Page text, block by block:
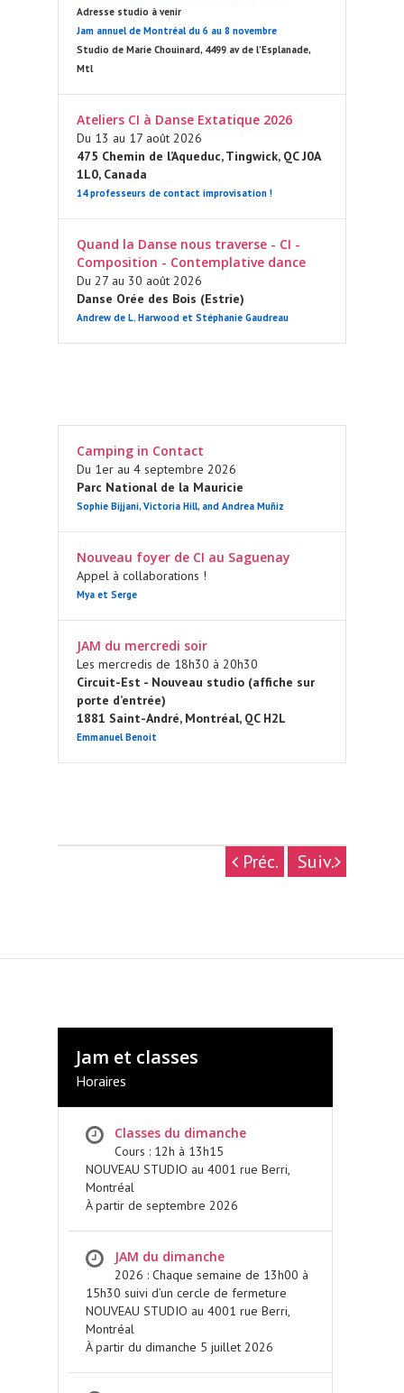
Adresse studio à venir
Jam annuel de Montréal du 6 au 8 novembre
Studio de Marie Chouinard, 4499 av de l’Esplanade,
Mtl
Ateliers CI à Danse Extatique 2026
Du 13 au 17 août 2026
475 Chemin de l’Aqueduc, Tingwick, QC J0A
1L0, Canada
14 professeurs de contact improvisation !
Quand la Danse nous traverse - CI -
Composition - Contemplative dance
Du 27 au 30 août 2026
Danse Orée des Bois (Estrie)
Andrew de L. Harwood et Stéphanie Gaudreau
Camping in Contact
Du 1er au 4 septembre 2026
Parc National de la Mauricie
Sophie Bijjani, Victoria Hill, and Andrea Muñiz
Nouveau foyer de CI au Saguenay
Appel à collaborations !
Mya et Serge
JAM du mercredi soir
Les mercredis de 18h30 à 20h30
Circuit-Est - Nouveau studio (affiche sur
porte d’entrée)
1881 Saint-André, Montréal, QC H2L
Emmanuel Benoit
Préc. Suiv.
Jam et classes
Horaires
Classes du dimanche
Cours : 12h à 13h15
NOUVEAU STUDIO au 4001 rue Berri,
Montréal
À partir de septembre 2026
JAM du dimanche
2026 : Chaque semaine de 13h00 à
15h30 suivi d’un cercle de fermeture
NOUVEAU STUDIO au 4001 rue Berri,
Montréal
À partir du dimanche 5 juillet 2026